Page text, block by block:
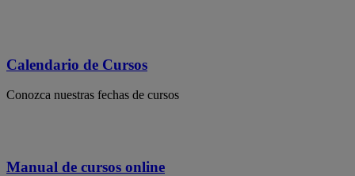
Calendario de Cursos
Conozca nuestras fechas de cursos
Manual de cursos online